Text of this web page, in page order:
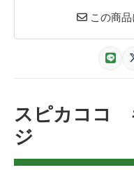
この商品
スピカココ
ジ